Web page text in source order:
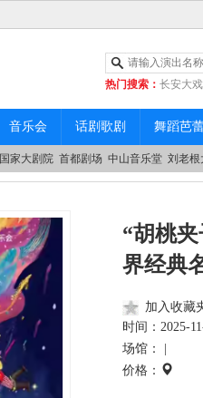
热门搜索： 长安大
|中山音乐堂
音乐会 话剧歌剧 舞蹈芭
国家大剧院 首都剧场 中山音乐堂 刘老根
“胡桃
界经典
加入收藏
时间： 2025-
场馆： |
价格：